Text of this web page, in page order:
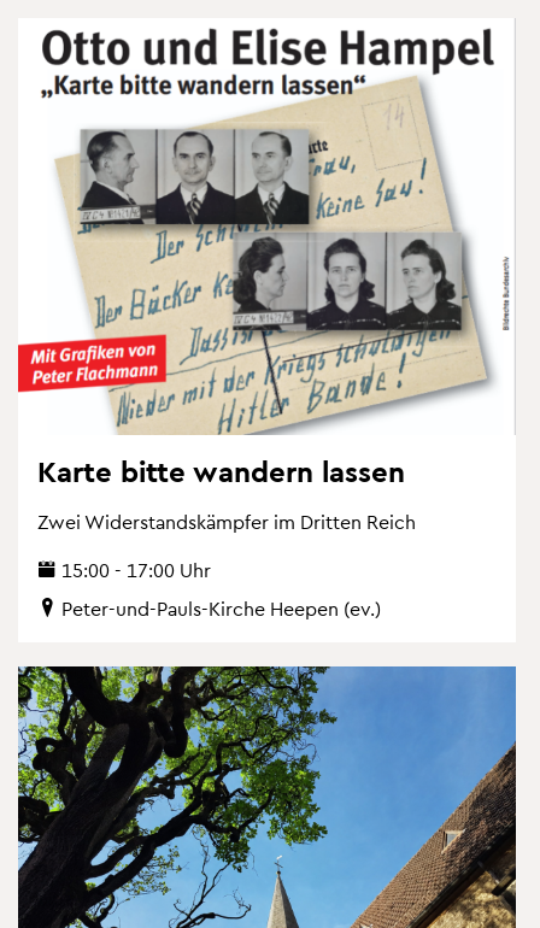
Karte bitte wan­dern las­sen
Zwei Wi­der­stands­kämp­fer im Drit­ten Reich
15:00 - 17:00 Uhr
Peter-und-Pauls-Kir­che Hee­pen (ev.)